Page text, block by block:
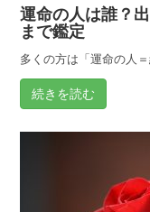
運命の人は誰？
まで鑑定
多くの方は「運命の人
続きを読む